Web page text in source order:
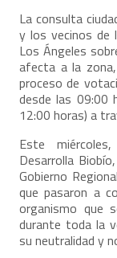
La consulta
y los vecinos de
Los Ángeles
afecta a la
proceso de
desde las 09:00
12:00 horas) a
Este
Desarrolla
Gobierno
que pasaron a
organismo que
durante toda la
su neutralidad y